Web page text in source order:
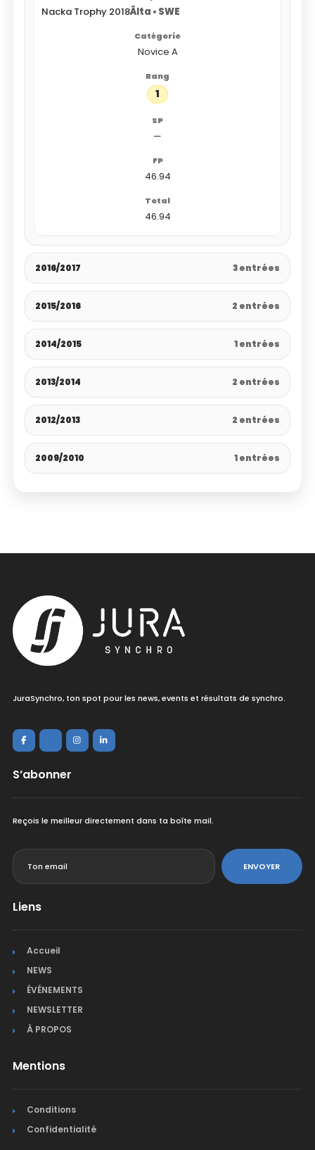
Nacka Trophy 2018Älta • SWE
Novice A
1
—
46.94
46.94
2016/2017 3 entrées
2015/2016 2 entrées
2014/2015 1 entrées
2013/2014 2 entrées
2012/2013 2 entrées
2009/2010 1 entrées
JuraSynchro, ton spot pour les news, events et résultats de synchro.
S’abonner
Reçois le meilleur directement dans ta boîte mail.
ENVOYER
Liens
Accueil
NEWS
ÉVÉNEMENTS
NEWSLETTER
À PROPOS
Mentions
Conditions
Confidentialité